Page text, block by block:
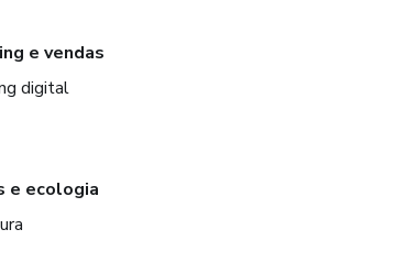
e vendas
digital
e ecologia